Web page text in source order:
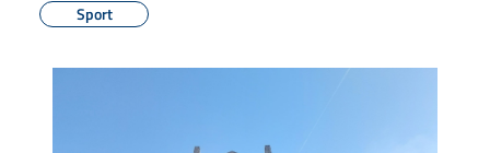
Sport